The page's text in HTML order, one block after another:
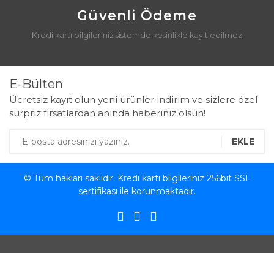
Güvenli Ödeme
Kredi kartı bilgileriniz sistemde kesinlikle kayıt edilmez
E-Bülten
Ücretsiz kayıt olun yeni ürünler indirim ve sizlere özel
sürpriz fırsatlardan anında haberiniz olsun!
EKLE
© Tüm hakları saklıdır. Kredi kartı bilgileriniz 256bit SSL
sertifikası ile korunmaktadır.